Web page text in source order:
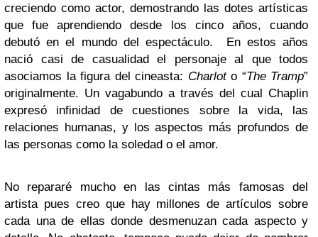
creciendo como actor, demostrando las dotes artísticas
que fue aprendiendo desde los cinco años, cuando
debutó en el mundo del espectáculo. En estos años
nació casi de casualidad el personaje al que todos
asociamos la figura del cineasta: Charloto “The Tramp”
originalmente. Un vagabundo a través del cual Chaplin
expresó infinidad de cuestiones sobre la vida, las
relaciones humanas, y los aspectos más profundos de
las personas como la soledad o el amor.
No repararé mucho en las cintas más famosas del
artista pues creo que hay millones de artículos sobre
cada una de ellas donde desmenuzan cada aspecto y